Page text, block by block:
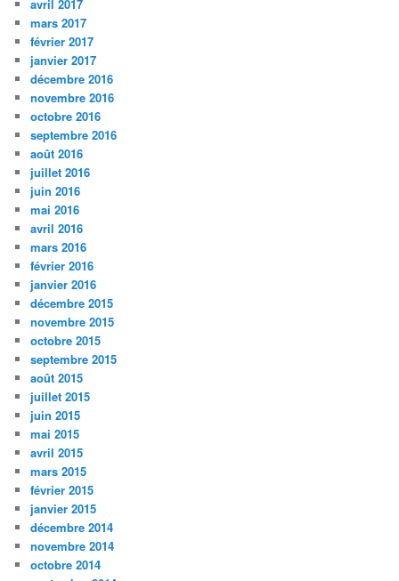
avril 2017
mars 2017
février 2017
janvier 2017
décembre 2016
novembre 2016
octobre 2016
septembre 2016
août 2016
juillet 2016
juin 2016
mai 2016
avril 2016
mars 2016
février 2016
janvier 2016
décembre 2015
novembre 2015
octobre 2015
septembre 2015
août 2015
juillet 2015
juin 2015
mai 2015
avril 2015
mars 2015
février 2015
janvier 2015
décembre 2014
novembre 2014
octobre 2014